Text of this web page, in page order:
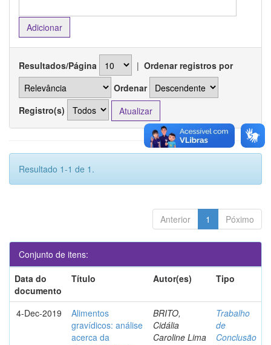
Resultados/Página | Ordenar registros por
Ordenar
Registro(s)
Resultado 1-1 de 1.
Anterior 1 Póximo
Conjunto de itens:
Data do
documento
Título Autor(es) Tipo
4-Dec-2019
Alimentos
gravídicos: análise
acerca da
BRITO,
Cidália
Caroline Lima
Trabalho
de
Conclusão